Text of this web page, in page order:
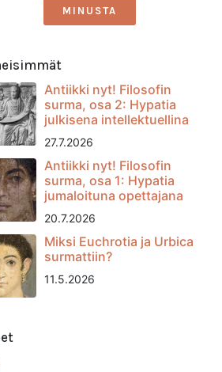
MINUSTA
Antiikki nyt! Filosofin
surma, osa 2: Hypatia
julkisena intellektuellina
27.7.2026
Antiikki nyt! Filosofin
surma, osa 1: Hypatia
jumaloituna opettajana
20.7.2026
Miksi Euchrotia ja Urbica
surmattiin?
11.5.2026